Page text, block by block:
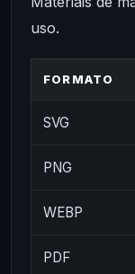
uso.
FORMATO
SVG
PNG
WEBP
PDF